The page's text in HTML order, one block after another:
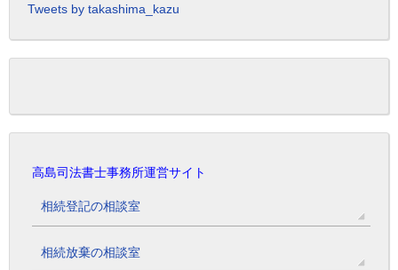
Tweets by takashima_kazu
高島司法書士事務所運営サイト
相続登記の相談室
相続放棄の相談室